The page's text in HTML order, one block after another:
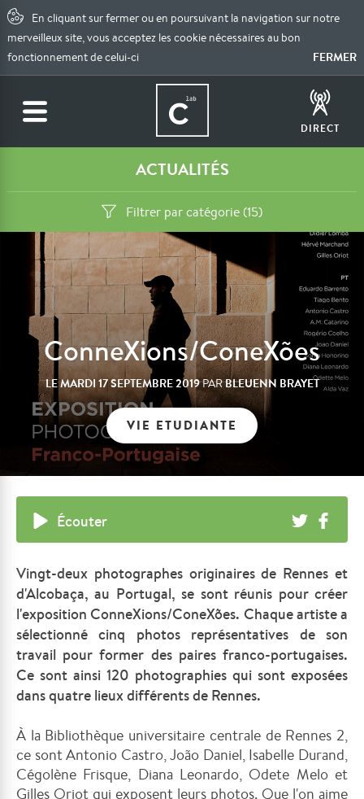
En cliquant sur fermer ou en poursuivant la navigation sur notre
merveilleux site, vous acceptez les cookie nécessaires au bon
fonctionnement de celui-ci
FERMER
DIRECT
ACTUALITÉS
Filtrer par catégorie (15)
ConneXions/ConeXões
LEMARDI 17 SEPTEMBRE 2019PARBLEUENN BRAYET
VIE ETUDIANTE
Écouter
Vingt-deux photographes originaires de Rennes et
d'Alcobaça, au Portugal, se sont réunis pour créer
l'exposition ConneXions/ConeXões. Chaque artiste a
sélectionné cinq photos représentatives de son
travail pour former des paires franco-portugaises.
Ce sont ainsi 120 photographies qui sont exposées
dans quatre lieux différents de Rennes.
À la Bibliothèque universitaire centrale de Rennes 2,
ce sont Antonio Castro, João Daniel, Isabelle Durand,
Cégolène Frisque, Diana Leonardo, Odete Melo et
Gilles Oriot qui exposent leurs photos. Que l'on aime